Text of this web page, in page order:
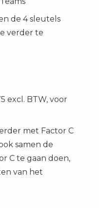
de 4 sleutels
verder te
excl. BTW, voor
met Factor C
samen de
C te gaan doen,
van het